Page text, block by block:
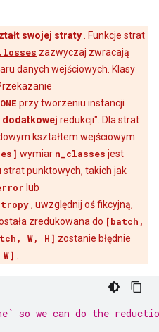
swojej straty . Funkcje strat
zazwyczaj zwracają
danych wejściowych. Klasy
przy tworzeniu instancji
dodatkowej redukcji". Dla strat
kształtem wejściowym
wymiar n_classes jest
strat punktowych, takich jak
lub
, uwzględnij oś fikcyjną,
zredukowana do [batch,
W, H] zostanie błędnie
so we can do the